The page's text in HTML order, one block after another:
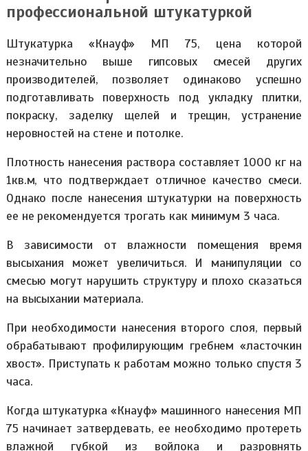
профессиональной штукатуркой
Штукатурка «Кнауф» МП 75, цена которой
незначительно выше гипсовых смесей других
производителей, позволяет одинаково успешно
подготавливать поверхность под укладку плитки,
покраску, заделку щелей и трещин, устранение
неровностей на стене и потолке.
Плотность нанесения раствора составляет 1000 кг на
1кв.м, что подтверждает отличное качество смеси.
Однако после нанесения штукатурки на поверхность
ее не рекомендуется трогать как минимум 3 часа.
В зависимости от влажности помещения время
высыхания может увеличиться. И манипуляции со
смесью могут нарушить структуру и плохо сказаться
на высыхании материала.
При необходимости нанесения второго слоя, первый
обрабатывают профилирующим гребнем «ласточкин
хвост». Приступать к работам можно только спустя 3
часа.
Когда штукатурка «Кнауф» машинного нанесения МП
75 начинает затвердевать, ее необходимо протереть
влажной губкой из войлока и разровнять